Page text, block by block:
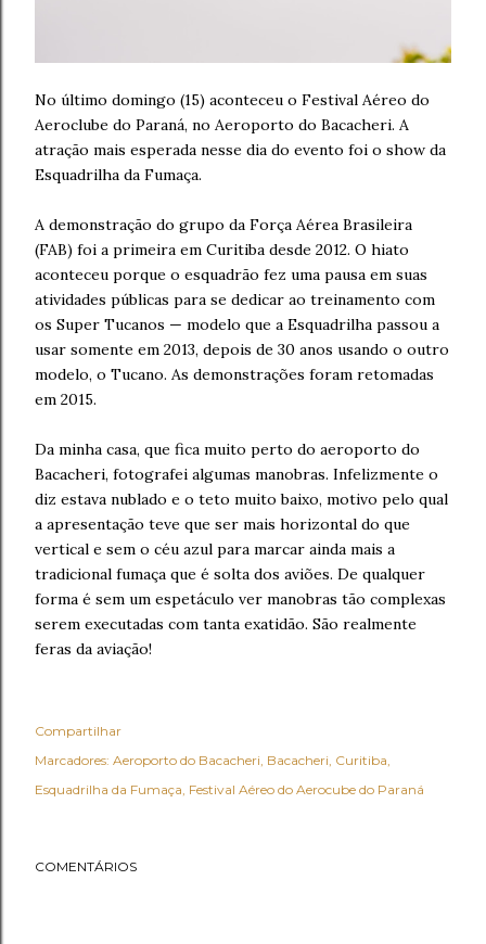
No último domingo (15) aconteceu o Festival Aéreo do
Aeroclube do Paraná, no Aeroporto do Bacacheri. A
atração mais esperada nesse dia do evento foi o show da
Esquadrilha da Fumaça.
A demonstração do grupo da Força Aérea Brasileira
(FAB) foi a primeira em Curitiba desde 2012. O hiato
aconteceu porque o esquadrão fez uma pausa em suas
atividades públicas para se dedicar ao treinamento com
os Super Tucanos — modelo que a Esquadrilha passou a
usar somente em 2013, depois de 30 anos usando o outro
modelo, o Tucano. As demonstrações foram retomadas
em 2015.
Da minha casa, que fica muito perto do aeroporto do
Bacacheri, fotografei algumas manobras. Infelizmente o
diz estava nublado e o teto muito baixo, motivo pelo qual
a apresentação teve que ser mais horizontal do que
vertical e sem o céu azul para marcar ainda mais a
tradicional fumaça que é solta dos aviões. De qualquer
forma é sem um espetáculo ver manobras tão complexas
serem executadas com tanta exatidão. São realmente
feras da aviação!
Compartilhar
Marcadores: Aeroporto do Bacacheri Bacacheri Curitiba
Esquadrilha da Fumaça Festival Aéreo do Aerocube do Paraná
COMENTÁRIOS